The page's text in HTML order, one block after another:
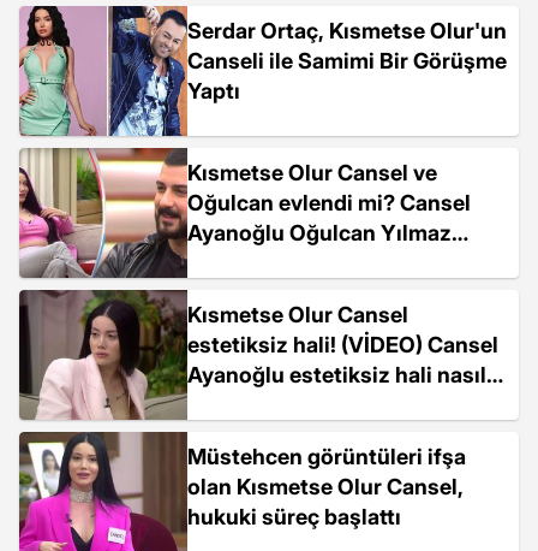
Serdar Ortaç, Kısmetse Olur'un
Canseli ile Samimi Bir Görüşme
Yaptı
Kısmetse Olur Cansel ve
Oğulcan evlendi mi? Cansel
Ayanoğlu Oğulcan Yılmaz
Kısmetse Olur Cansel
estetiksiz hali! (VİDEO) Cansel
Ayanoğlu estetiksiz hali nasıl?
önce nasıldı?
Müstehcen görüntüleri ifşa
olan Kısmetse Olur Cansel,
hukuki süreç başlattı